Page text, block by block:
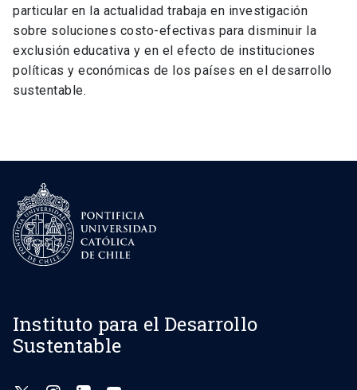
particular en la actualidad trabaja en investigación
sobre soluciones costo-efectivas para disminuir la
exclusión educativa y en el efecto de instituciones
políticas y económicas de los países en el desarrollo
sustentable.
Instituto para el Desarrollo
Sustentable